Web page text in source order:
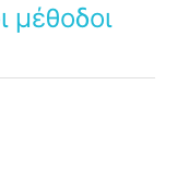
μέθοδοι